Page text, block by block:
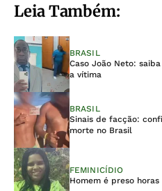
Leia Também:
BRASIL
Caso João Neto:
a vítima
BRASIL
Sinais de facção:
morte no Brasil
FEMINICÍDIO
Homem é preso